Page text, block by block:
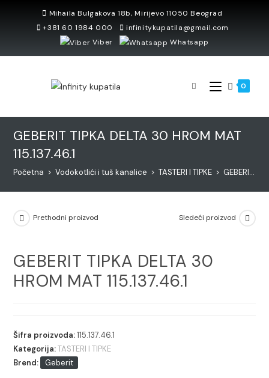
Mihaila Bulgakova 18b, Mirijevo 11050 Beograd
+381 60 1984 000
infinitykupatila@gmail.com
Viber
Whatsapp
0
GEBERIT TIPKA DELTA 30 HROM MAT
115.137.46.1
Početna > Vodokotlići i tuš kanalice > TASTERI I TIPKE > GEBERIT TIPKA DELTA 30 HROM MAT 115.137.46.1
Prethodni proizvod Sledeći proizvod
GEBERIT TIPKA DELTA 30
HROM MAT 115.137.46.1
Šifra proizvoda:115.137.46.1
Kategorija:TASTERI I TIPKE
Brend:
Geberit